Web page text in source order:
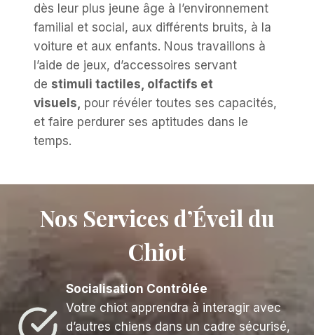
dès leur plus jeune âge à l’environnement
familial et social, aux différents bruits, à la
voiture et aux enfants. Nous travaillons à
l’aide de jeux, d’accessoires servant
de stimuli tactiles, olfactifs et
visuels, pour révéler toutes ses capacités,
et faire perdurer ses aptitudes dans le
temps.
Nos Services d’Éveil du
Chiot
Socialisation Contrôlée
Votre chiot apprendra à interagir avec
d’autres chiens dans un cadre sécurisé,